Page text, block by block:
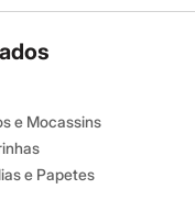
e Mocassins
e Papetes